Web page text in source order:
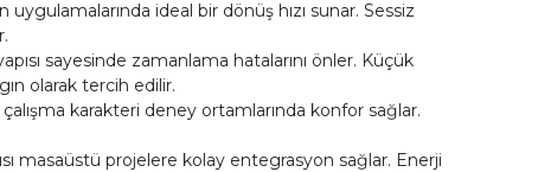
ideal bir dönüş hızı sunar. Sessiz
sayesinde zamanlama hatalarını önler. Küçük
olarak tercih edilir.
karakteri deney ortamlarında konfor sağlar.
masaüstü projelere kolay entegrasyon sağlar. Enerji